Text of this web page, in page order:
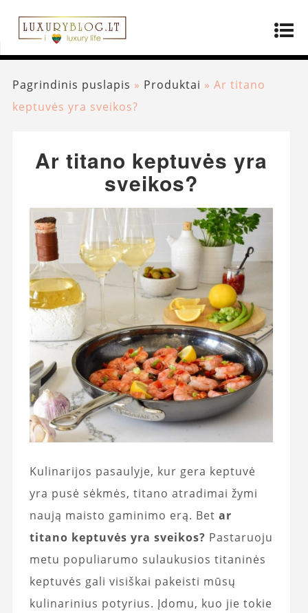
Pagrindinis puslapis » Produktai » Ar titano
keptuvės yra sveikos?
Ar titano keptuvės yra
sveikos?
Kulinarijos pasaulyje, kur gera keptuvė
yra pusė sėkmės, titano atradimai žymi
naują maisto gaminimo erą. Bet ar
titano keptuvės yra sveikos? Pastaruoju
metu populiarumo sulaukusios titaninės
keptuvės gali visiškai pakeisti mūsų
kulinarinius potyrius. Įdomu, kuo jie tokie